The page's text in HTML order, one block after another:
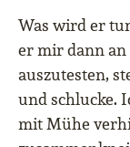
Was wird er
er mir dann an
auszutesten,
und schlucke.
mit Mühe